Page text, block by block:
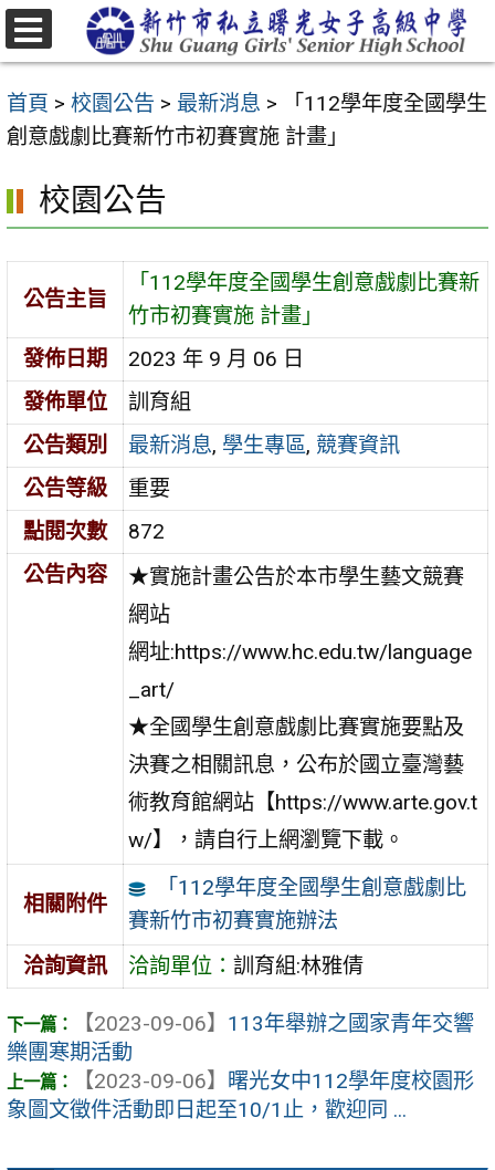
跳
至
要
內
區
首頁 > 校園公告 > 最新消息 >
「112學年度全國學生
創意戲劇比賽新竹市初賽實施 計畫」
校園公告
公告主旨
「112學年度全國學生創意戲劇比賽新
竹市初賽實施 計畫」
發佈日期
2023 年 9 月 06 日
發佈單位
訓育組
公告類別
最新消息, 學生專區, 競賽資訊
公告等級
重要
點閱次數
872
公告內容
★實施計畫公告於本市學生藝文競賽
網站
網址:https://www.hc.edu.tw/language
_art/
★全國學生創意戲劇比賽實施要點及
決賽之相關訊息，公布於國立臺灣藝
術教育館網站【https://www.arte.gov.t
w/】，請自行上網瀏覽下載。
相關附件
「112學年度全國學生創意戲劇比
賽新竹市初賽實施辦法
洽詢資訊
洽詢單位：訓育組:林雅倩
【2023-09-06】 113年舉辦之國家青年交響
樂團寒期活動
【2023-09-06】 曙光女中112學年度校園形
象圖文徵件活動即日起至10/1止，歡迎同 ...
選
單